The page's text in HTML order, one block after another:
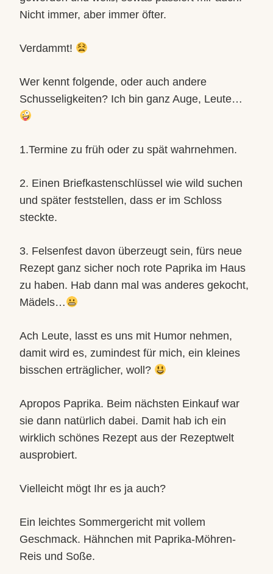
Nicht immer, aber immer öfter.
Verdammt!
Wer kennt folgende, oder auch andere
Schusseligkeiten? Ich bin ganz Auge, Leute…
1.Termine zu früh oder zu spät wahrnehmen.
2. Einen Briefkastenschlüssel wie wild suchen
und später feststellen, dass er im Schloss
steckte.
3. Felsenfest davon überzeugt sein, fürs neue
Rezept ganz sicher noch rote Paprika im Haus
zu haben. Hab dann mal was anderes gekocht,
Mädels…
Ach Leute, lasst es uns mit Humor nehmen,
damit wird es, zumindest für mich, ein kleines
bisschen erträglicher, woll?
Apropos Paprika. Beim nächsten Einkauf war
sie dann natürlich dabei. Damit hab ich ein
wirklich schönes Rezept aus der Rezeptwelt
ausprobiert.
Vielleicht mögt Ihr es ja auch?
Ein leichtes Sommergericht mit vollem
Geschmack. Hähnchen mit Paprika-Möhren-
Reis und Soße.